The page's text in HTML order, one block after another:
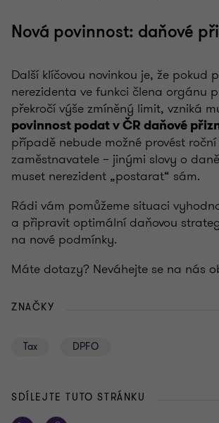
Nová povinnost: daňové
Další klíčovou novinkou je, že pokud
nerezidenta ve funkci člena orgánu
překročí výše zmíněný limit, vzniká
povinnost podat v ČR daňové
případě nebude možné provést
zaměstnavatele – jinými slovy o
muset nerezident „postarat“ sám.
Rádi vám pomůžeme situaci
a připravit optimální daňovou
na nové podmínky.
Máte dotazy? Neváhejte se na nás
ZNAČKY
Tax DPFO
SDÍLEJTE TUTO STRÁNKU